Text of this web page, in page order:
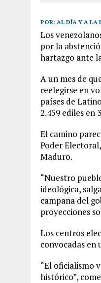
POR: AL DÍA Y A LA
Los
por la
hartazgo ante
A un mes de
reelegirse en
países de
2.459 ediles en
El camino
Poder
Maduro.
“Nuestro
ideológica,
campaña del
proyecciones
Los centros
convocadas en
“El oficialismo
histórico”,